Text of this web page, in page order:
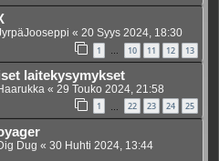
« 20 Syys 2024, 18:30
1 10 11 12 13
laitekysymykset
« 29 Touko 2024, 21:58
1 22 23 24 25
Dug « 30 Huhti 2024, 13:44